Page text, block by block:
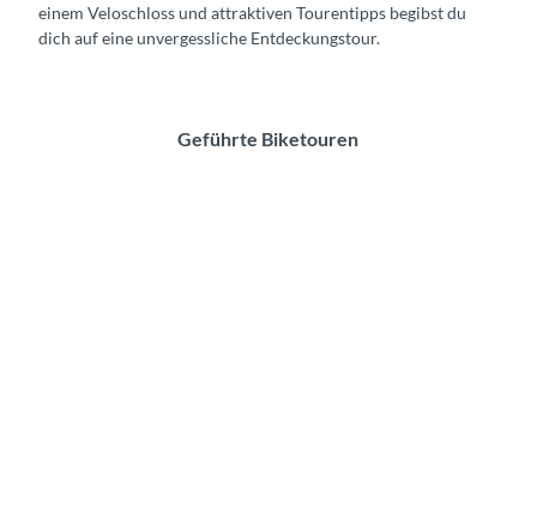
einem Veloschloss und attraktiven Tourentipps begibst du
dich auf eine unvergessliche Entdeckungstour.
Geführte Biketouren